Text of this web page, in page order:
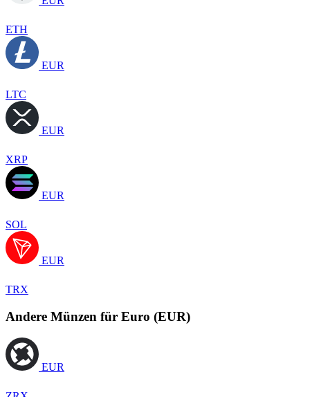
ETH
EUR
LTC
EUR
XRP
EUR
SOL
EUR
TRX
Andere Münzen für Euro (EUR)
EUR